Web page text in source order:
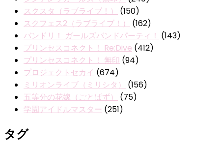
スクスタ（ラブライブ！）
(150)
スクフェス2（ラブライブ！）
(162)
バンドリ！ ガールズバンドパーティ！ (143)
プリンセスコネクト！ Re:Dive (412)
プリンセスコネクト！ 無印 (94)
プロジェクトセカイ (674)
ミリオンライブ（ミリシタ）
(156)
五等分の花嫁（ごとぱず）
(75)
学園アイドルマスター (251)
タグ